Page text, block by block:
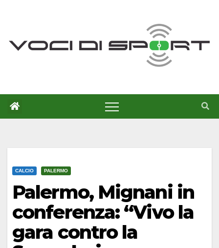
CALCIO PALERMO
Palermo, Mignani in
conferenza: “Vivo la
gara contro la